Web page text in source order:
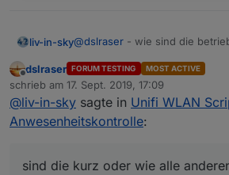
liv-in-sky@dslraser - wie sind die
anderen
Offline
dslraser FORUM TESTING MOST ACTIVE
schrieb am 17. Sept. 2019, 17:09
zuletzt editiert von
@liv-in-sky sagte in Unifi WLAN
Anwesenheitskontrolle:
sind die kurz oder wie alle